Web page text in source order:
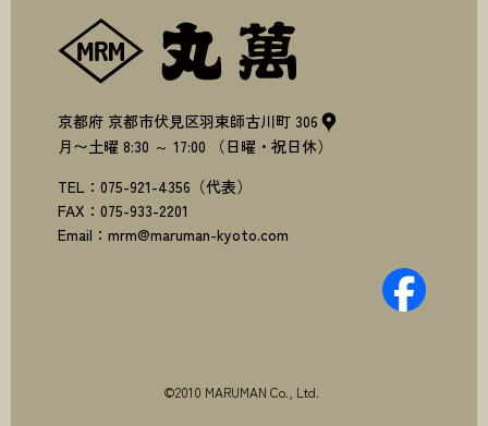
京都府 京都市伏見区羽束師古川町 306
月〜土曜 8:30 ～ 17:00
（日曜・祝日休）
TEL： 075-921-4356 （代表）
FAX： 075-933-2201
Email： mrm@maruman-kyoto.com
©2010 MARUMAN Co., Ltd.